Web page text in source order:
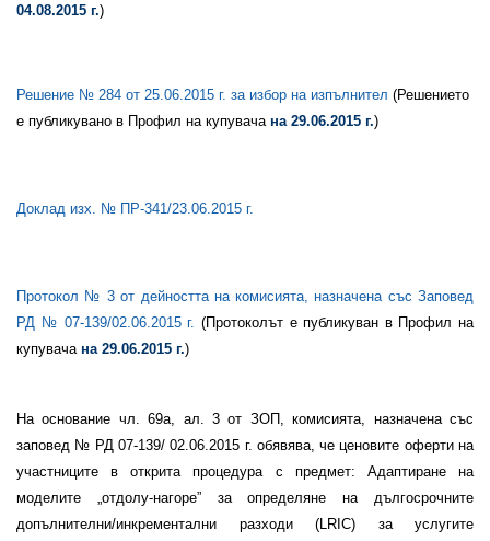
04.08.2015 г.)
Решение № 284 от 25.06.2015 г. за избор на изпълнител (Решението
е публикувано в Профил на купувача на 29.06.2015 г.)
Доклад изх. № ПР-341/23.06.2015 г.
Протокол № 3 от дейността на комисията, назначена със Заповед
РД № 07-139/02.06.2015 г. (Протоколът е публикуван в Профил на
купувача на 29.06.2015 г.)
На основание чл. 69а, ал. 3 от ЗОП, комисията, назначена със
заповед № РД 07-139/ 02.06.2015 г. обявява, че ценовите оферти на
участниците в открита процедура с предмет: Адаптиране на
моделите „отдолу-нагоре” за определяне на дългосрочните
допълнителни/инкрементални разходи (LRIC) за услугите